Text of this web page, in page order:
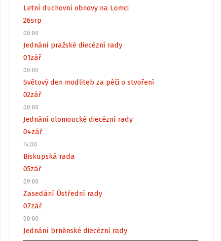
Letní duchovní obnovy na Lomci
26srp
00:00
Jednání pražské diecézní rady
01zář
00:00
Světový den modliteb za péči o stvoření
02zář
00:00
Jednání olomoucké diecézní rady
04zář
14:00
Biskupská rada
05zář
09:00
Zasedání Ústřední rady
07zář
00:00
Jednání brněnské diecézní rady